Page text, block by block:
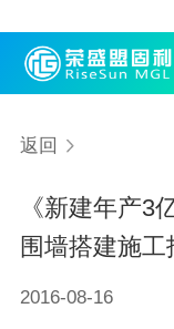
返回
《新建年产3
围墙搭建施
2016-08-16